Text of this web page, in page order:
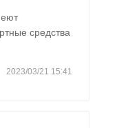
средства
2023/03/21 15:41